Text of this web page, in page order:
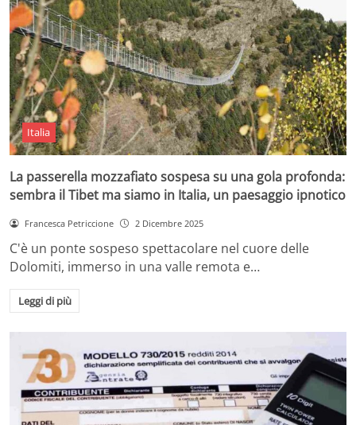
Italia
La passerella mozzafiato sospesa su una gola profonda:
sembra il Tibet ma siamo in Italia, un paesaggio ipnotico
Francesca Petriccione 2 Dicembre 2025
C'è un ponte sospeso spettacolare nel cuore delle
Dolomiti, immerso in una valle remota e…
Leggi di più